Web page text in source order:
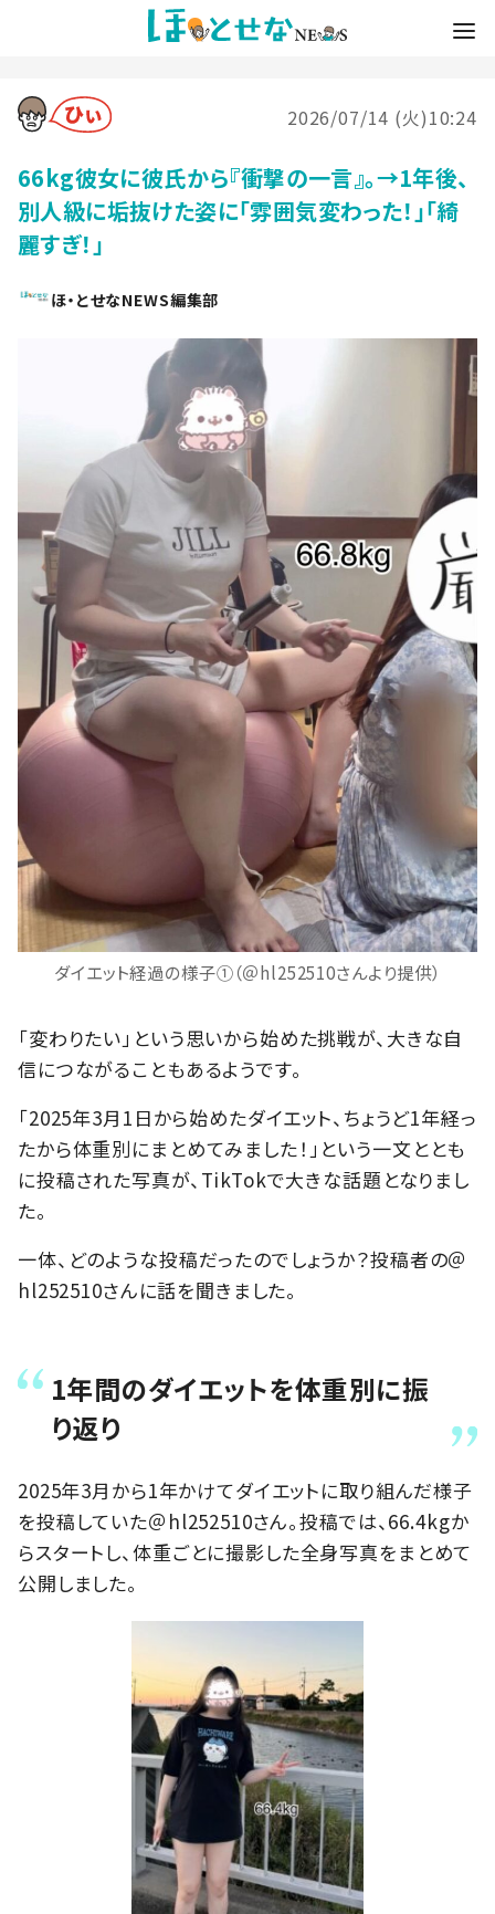
2026/07/14 (火)10:24
66kg彼女に彼氏から『衝撃の一言』。→1年後、
別人級に垢抜けた姿に「雰囲気変わった！」「綺
麗すぎ！」
ほ・とせなNEWS編集部
ダイエット経過の様子①（＠hl252510さんより提供）
「変わりたい」という思いから始めた挑戦が、大きな自
信につながることもあるようです。
「2025年3月1日から始めたダイエット、ちょうど1年経っ
たから体重別にまとめてみました！」という一文ととも
に投稿された写真が、TikTokで大きな話題となりまし
た。
一体、どのような投稿だったのでしょうか？投稿者の＠
hl252510さんに話を聞きました。
1年間のダイエットを体重別に振
り返り
2025年3月から1年かけてダイエットに取り組んだ様子
を投稿していた＠hl252510さん。投稿では、66.4kgか
らスタートし、体重ごとに撮影した全身写真をまとめて
公開しました。